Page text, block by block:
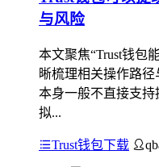
与风险
本文聚焦“Trust钱包
晰梳理相关操作路
本身一般不直接支
拟...
Trust钱包下载